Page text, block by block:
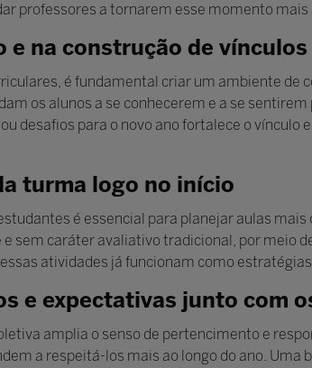
professores a tornarem esse momento
e na construção de vínculos
é fundamental criar um ambiente de
os alunos a se conhecerem e a se
desafios para o novo ano fortalece o vínculo
turma logo no início
é essencial para planejar aulas
sem caráter avaliativo tradicional, por meio
atividades já funcionam como
e expectativas junto com
amplia o senso de pertencimento e
a respeitá-los mais ao longo do ano. Uma